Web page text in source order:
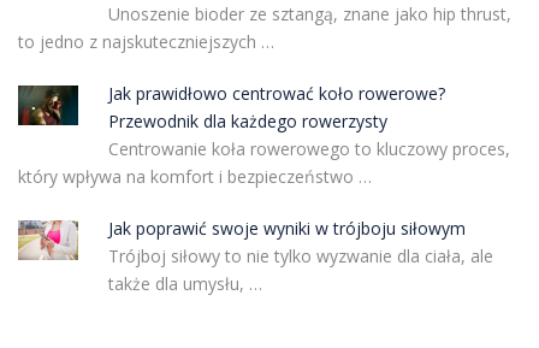
Unoszenie bioder ze sztangą, znane jako hip thrust,
to jedno z najskuteczniejszych …
Jak prawidłowo centrować koło rowerowe?
Przewodnik dla każdego rowerzysty
Centrowanie koła rowerowego to kluczowy proces,
który wpływa na komfort i bezpieczeństwo …
Jak poprawić swoje wyniki w trójboju siłowym
Trójboj siłowy to nie tylko wyzwanie dla ciała, ale
także dla umysłu, …